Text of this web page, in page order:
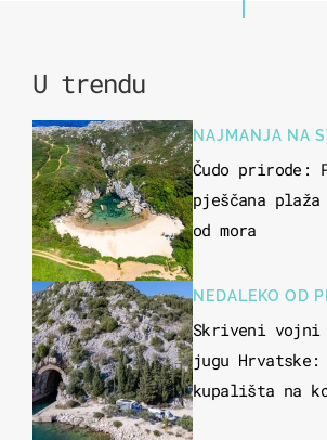
U trendu
NAJMANJA NA
Čudo prirode:
pješčana plaža
od mora
NEDALEKO OD
Skriveni
jugu Hrvatske:
kupališta na